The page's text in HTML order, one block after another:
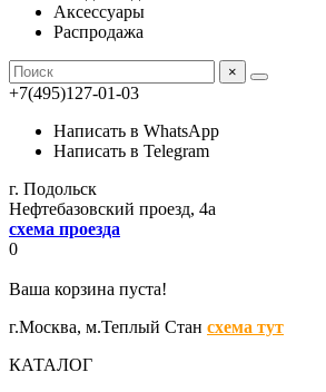
Аксессуары
Распродажа
×
+7(495)127-01-03
Написать в WhatsApp
Написать в Telegram
г. Подольск
Нефтебазовский проезд, 4а
схема проезда
0
Ваша корзина пуста!
г.Москва, м.Теплый Стан схема тут
КАТАЛОГ